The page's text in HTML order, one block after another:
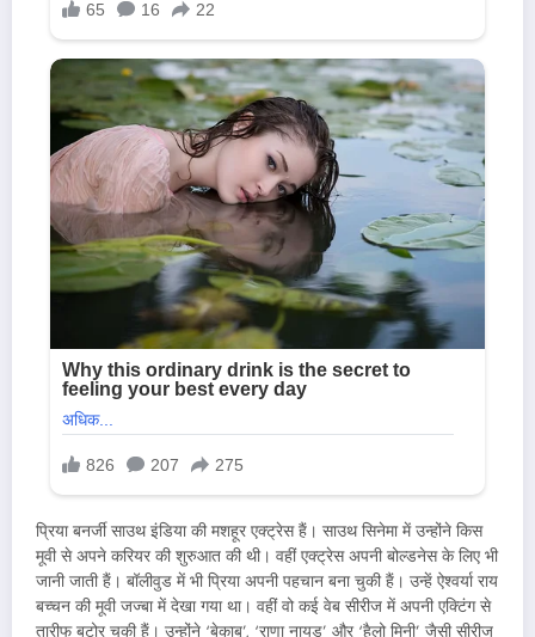
प्रिया बनर्जी साउथ इंडिया की मशहूर एक्ट्रेस हैं। साउथ सिनेमा में उन्होंने किस
मूवी से अपने करियर की शुरुआत की थी। वहीं एक्ट्रेस अपनी बोल्डनेस के लिए भी
जानी जाती हैं। बॉलीवुड में भी प्रिया अपनी पहचान बना चुकी हैं। उन्हें ऐश्वर्या राय
बच्चन की मूवी जज्बा में देखा गया था। वहीं वो कई वेब सीरीज में अपनी एक्टिंग से
तारीफ बटोर चुकी हैं। उन्होंने ‘बेकाबू’, ‘राणा नायडू’ और ‘हैलो मिनी’ जैसी सीरीज